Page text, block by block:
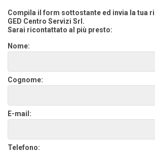
Compila il form sottostante ed invia la tua
GED Centro Servizi Srl.
Sarai ricontattato al più presto:
Nome:
Cognome:
E-mail:
Telefono: